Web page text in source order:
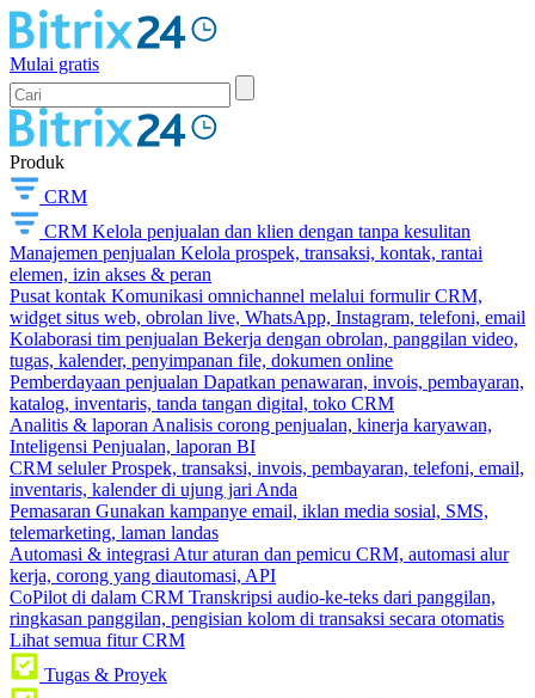
Mulai gratis
Produk
CRM
CRM Kelola penjualan dan klien dengan tanpa kesulitan
Manajemen penjualan Kelola prospek, transaksi, kontak, rantai
elemen, izin akses & peran
Pusat kontak Komunikasi omnichannel melalui formulir CRM,
widget situs web, obrolan live, WhatsApp, Instagram, telefoni, email
Kolaborasi tim penjualan Bekerja dengan obrolan, panggilan video,
tugas, kalender, penyimpanan file, dokumen online
Pemberdayaan penjualan Dapatkan penawaran, invois, pembayaran,
katalog, inventaris, tanda tangan digital, toko CRM
Analitis & laporan Analisis corong penjualan, kinerja karyawan,
Inteligensi Penjualan, laporan BI
CRM seluler Prospek, transaksi, invois, pembayaran, telefoni, email,
inventaris, kalender di ujung jari Anda
Pemasaran Gunakan kampanye email, iklan media sosial, SMS,
telemarketing, laman landas
Automasi & integrasi Atur aturan dan pemicu CRM, automasi alur
kerja, corong yang diautomasi, API
CoPilot di dalam CRM Transkripsi audio-ke-teks dari panggilan,
ringkasan panggilan, pengisian kolom di transaksi secara otomatis
Lihat semua fitur CRM
Tugas & Proyek